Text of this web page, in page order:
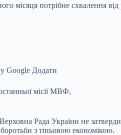
місяця потрібне схвалення
Google Додати
місії МВФ,
Рада України не
з тіньовою економікою.